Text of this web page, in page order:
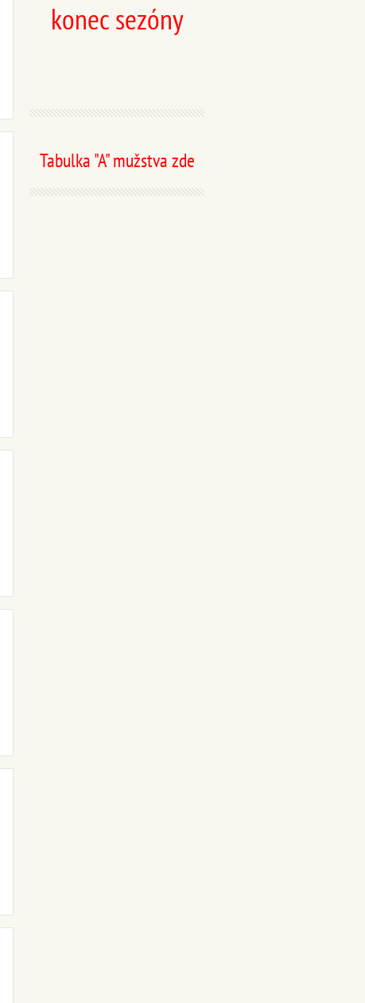
konec sezóny
Tabulka "A" mužstva zde